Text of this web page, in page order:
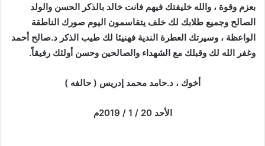
بعزم وقوة ، والله خليفتك فيهم فانت خالد بالذكر الحسن والولد
الصالح وجميع طلابك لك خلف يتقاسمون اليوم صورك الناطقة
الواعظة ، وسيرتك العطرة الندية فهنيئا لك طيب الذكر د.صالح أحمد
وغفر الله لك وقبلك مع الشهداء والصالحين وحسن أولئك رفيقاً.
أخوك ، د.حامد محمد إدريس ( حالفه )
الأحد 20 / 1 / 2019م